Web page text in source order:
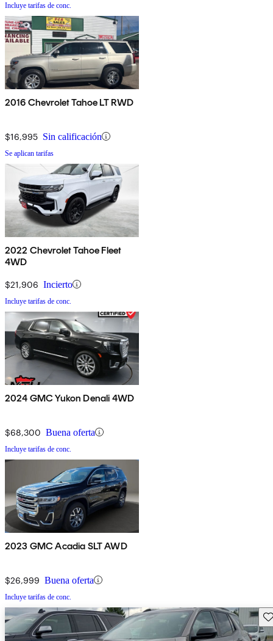
Incluye tarifas de conc.
2016 Chevrolet Tahoe LT RWD
$16,995 Sin calificación
Se aplican tarifas
2022 Chevrolet Tahoe Fleet
4WD
$21,906 Incierto
Incluye tarifas de conc.
2024 GMC Yukon Denali 4WD
$68,300 Buena oferta
Incluye tarifas de conc.
2023 GMC Acadia SLT AWD
$26,999 Buena oferta
Incluye tarifas de conc.